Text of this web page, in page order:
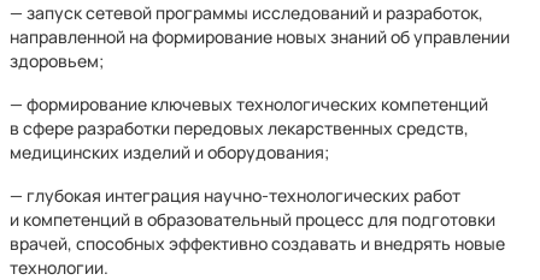
— запуск сетевой программы исследований и разработок,
направленной на формирование новых знаний об управлении
здоровьем;
— формирование ключевых технологических компетенций
в сфере разработки передовых лекарственных средств,
медицинских изделий и оборудования;
— глубокая интеграция научно-технологических работ
и компетенций в образовательный процесс для подготовки
врачей, способных эффективно создавать и внедрять новые
технологии.